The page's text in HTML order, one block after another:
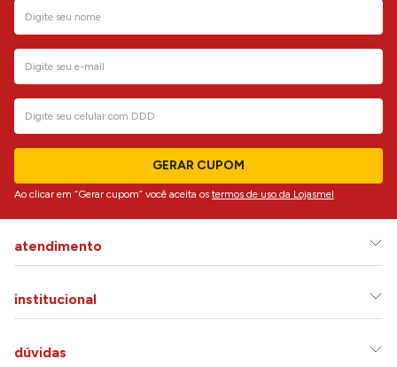
GERAR CUPOM
Ao clicar em “Gerar cupom” você aceita os termos de uso da Lojasmel
atendimento
institucional
dúvidas